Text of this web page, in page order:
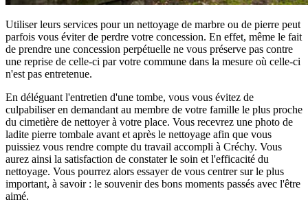
Utiliser leurs services pour un nettoyage de marbre ou de pierre peut
parfois vous éviter de perdre votre concession. En effet, même le fait
de prendre une concession perpétuelle ne vous préserve pas contre
une reprise de celle-ci par votre commune dans la mesure où celle-ci
n'est pas entretenue.
En déléguant l'entretien d'une tombe, vous vous évitez de
culpabiliser en demandant au membre de votre famille le plus proche
du cimetière de nettoyer à votre place. Vous recevrez une photo de
ladite pierre tombale avant et après le nettoyage afin que vous
puissiez vous rendre compte du travail accompli à Créchy. Vous
aurez ainsi la satisfaction de constater le soin et l'efficacité du
nettoyage. Vous pourrez alors essayer de vous centrer sur le plus
important, à savoir : le souvenir des bons moments passés avec l'être
aimé.